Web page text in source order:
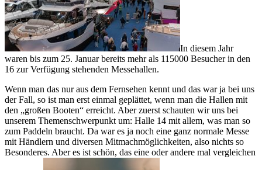
In diesem Jahr
waren bis zum 25. Januar bereits mehr als 115000 Besucher in den
16 zur Verfügung stehenden Messehallen.
Wenn man das nur aus dem Fernsehen kennt und das war ja bei uns
der Fall, so ist man erst einmal geplättet, wenn man die Hallen mit
den „großen Booten“ erreicht. Aber zuerst schauten wir uns bei
unserem Themenschwerpunkt um: Halle 14 mit allem, was man so
zum Paddeln braucht. Da war es ja noch eine ganz normale Messe
mit Händlern und diversen Mitmachmöglichkeiten, also nichts so
Besonderes. Aber es ist schön, das eine oder andere mal vergleichen